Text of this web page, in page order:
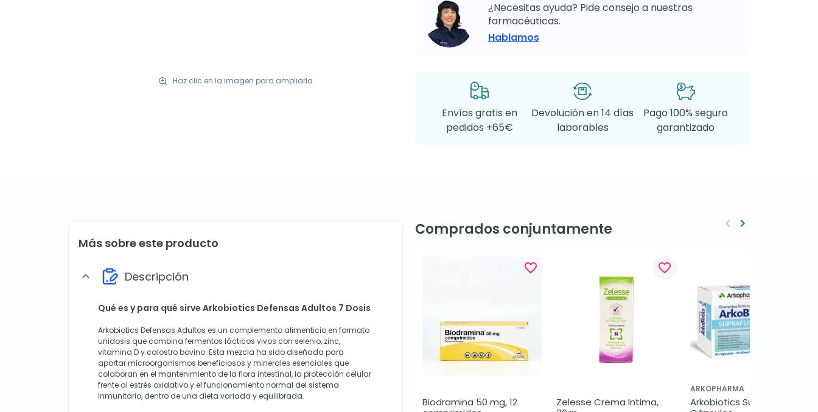
Haz clic en la imagen para ampliarla
¿Necesitas ayuda? Pide consejo a nuestras
farmacéuticas.
Hablamos
Envíos gratis en
pedidos +65€
Devolución en 14 días
laborables
Pago 100% seguro
garantizado
Más sobre este producto
expand_more Descripción
Qué es y para qué sirve Arkobiotics Defensas Adultos 7 Dosis
Arkobiotics Defensas Adultos es un complemento alimenticio en formato
unidosis que combina fermentos lácticos vivos con selenio, zinc,
vitamina D y calostro bovino. Esta mezcla ha sido diseñada para
aportar microorganismos beneficiosos y minerales esenciales que
colaboran en el mantenimiento de la flora intestinal, la protección celular
frente al estrés oxidativo y el funcionamiento normal del sistema
inmunitario, dentro de una dieta variada y equilibrada.
Comprados conjuntamente
favorite_border
Biodramina 50 mg, 12
favorite_border
Zelesse Crema Intima,
ARKOPHARMA
Arkobiotics Supraflor 10
Anterior
keyboard_arrow_left Siguiente
keyboard_arrow_right